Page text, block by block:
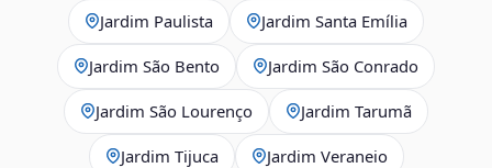
Jardim Paulista Jardim Santa Emília
Jardim São Bento Jardim São Conrado
Jardim São Lourenço Jardim Tarumã
Jardim Tijuca Jardim Veraneio